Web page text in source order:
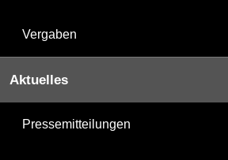
Vergaben
Aktuelles
Pressemitteilungen